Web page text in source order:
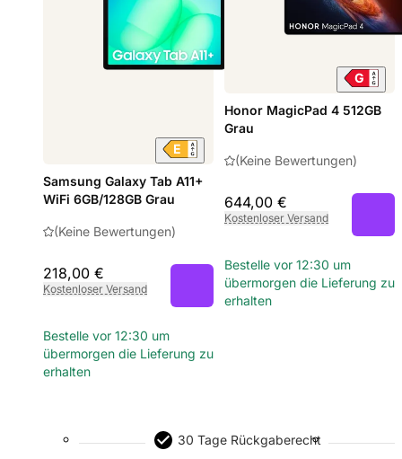
Samsung Galaxy Tab A11+
WiFi 6GB/128GB Grau
(Keine Bewertungen)
218,00 €
Kostenloser Versand
Bestelle vor 12:30 um
übermorgen die Lieferung zu
erhalten
Honor MagicPad 4 512GB
Grau
(Keine Bewertungen)
644,00 €
Kostenloser Versand
Bestelle vor 12:30 um
übermorgen die Lieferung zu
erhalten
30 Tage Rückgaberecht